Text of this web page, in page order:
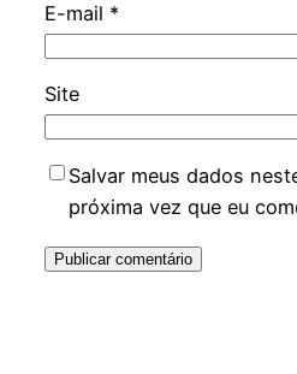
E-mail *
Site
Salvar meus dados
próxima vez que eu